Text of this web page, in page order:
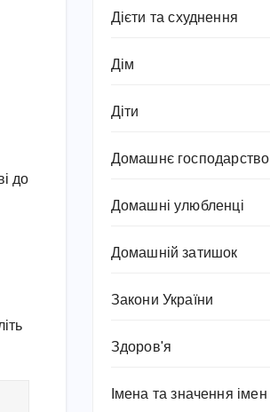
до
Дієти та схуднення
Дім
Діти
Домашнє господарство
Домашні улюбленці
Домашній затишок
Закони України
Здоров'я
Імена та значення імен